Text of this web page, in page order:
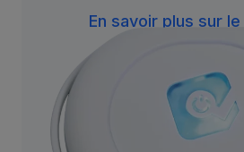
En savoir plus sur le